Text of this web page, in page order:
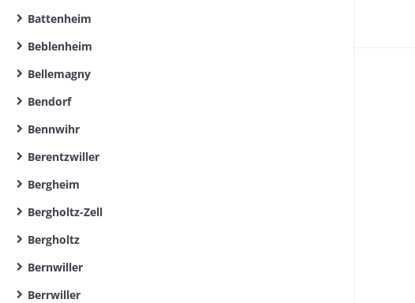
Battenheim
Beblenheim
Bellemagny
Bendorf
Bennwihr
Berentzwiller
Bergheim
Bergholtz-Zell
Bergholtz
Bernwiller
Berrwiller